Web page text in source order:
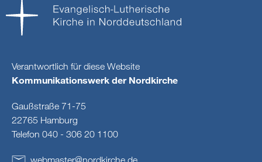
Verantwortlich für diese Website
Kommunikationswerk der Nordkirche
Gaußstraße 71-75
22765 Hamburg
Telefon 040 - 306 20 1100
webmaster@nordkirche.de